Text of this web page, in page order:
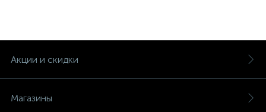
Акции и скидки
Магазины